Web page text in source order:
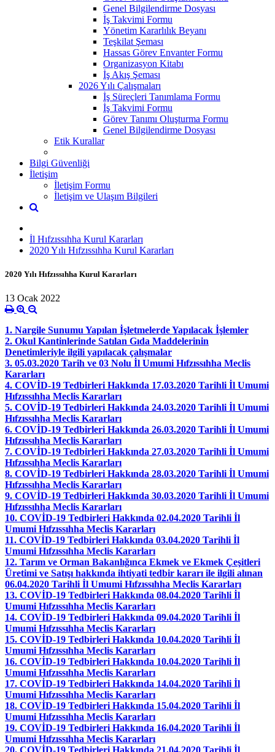
Genel Bilgilendirme Dosyası
İş Takvimi Formu
Yönetim Kararlılık Beyanı
Teşkilat Şeması
Hassas Görev Envanter Formu
Organizasyon Kitabı
İş Akış Şeması
2026 Yılı Çalışmaları
İş Süreçleri Tanımlama Formu
İş Takvimi Formu
Görev Tanımı Oluşturma Formu
Genel Bilgilendirme Dosyası
Etik Kurallar
Bilgi Güvenliği
İletişim
İletişim Formu
İletişim ve Ulaşım Bilgileri
İl Hıfzıssıhha Kurul Kararları
2020 Yılı Hıfzıssıhha Kurul Kararları
2020 Yılı Hıfzıssıhha Kurul Kararları
13 Ocak 2022
1. Nargile Sunumu Yapılan İşletmelerde Yapılacak İşlemler
2. Okul Kantinlerinde Satılan Gıda Maddelerinin
Denetimleriyle ilgili yapılacak çalışmalar
3. 05.03.2020 Tarih ve 03 Nolu İl Umumi Hıfzıssıhha Meclis
Kararları
4. COVİD-19 Tedbirleri Hakkında 17.03.2020 Tarihli İl Umumi
Hıfzıssıhha Meclis Kararları
5. COVİD-19 Tedbirleri Hakkında 24.03.2020 Tarihli İl Umumi
Hıfzıssıhha Meclis Kararları
6. COVİD-19 Tedbirleri Hakkında 26.03.2020 Tarihli İl Umumi
Hıfzıssıhha Meclis Kararları
7. COVİD-19 Tedbirleri Hakkında 27.03.2020 Tarihli İl Umumi
Hıfzıssıhha Meclis Kararları
8. COVİD-19 Tedbirleri Hakkında 28.03.2020 Tarihli İl Umumi
Hıfzıssıhha Meclis Kararları
9. COVİD-19 Tedbirleri Hakkında 30.03.2020 Tarihli İl Umumi
Hıfzıssıhha Meclis Kararları
10. COVİD-19 Tedbirleri Hakkında 02.04.2020 Tarihli İl
Umumi Hıfzıssıhha Meclis Kararları
11. COVİD-19 Tedbirleri Hakkında 03.04.2020 Tarihli İl
Umumi Hıfzıssıhha Meclis Kararları
12. Tarım ve Orman Bakanlığınca Ekmek ve Ekmek Çeşitleri
Üretimi ve Satışı hakkında ihtiyati tedbir kararı ile ilgili alınan
06.04.2020 Tarihli İl Umumi Hıfzıssıhha Meclis Kararları
13. COVİD-19 Tedbirleri Hakkında 08.04.2020 Tarihli İl
Umumi Hıfzıssıhha Meclis Kararları
14. COVİD-19 Tedbirleri Hakkında 09.04.2020 Tarihli İl
Umumi Hıfzıssıhha Meclis Kararları
15. COVİD-19 Tedbirleri Hakkında 10.04.2020 Tarihli İl
Umumi Hıfzıssıhha Meclis Kararları
16. COVİD-19 Tedbirleri Hakkında 10.04.2020 Tarihli İl
Umumi Hıfzıssıhha Meclis Kararları
17. COVİD-19 Tedbirleri Hakkında 14.04.2020 Tarihli İl
Umumi Hıfzıssıhha Meclis Kararları
18. COVİD-19 Tedbirleri Hakkında 15.04.2020 Tarihli İl
Umumi Hıfzıssıhha Meclis Kararları
19. COVİD-19 Tedbirleri Hakkında 16.04.2020 Tarihli İl
Umumi Hıfzıssıhha Meclis Kararları